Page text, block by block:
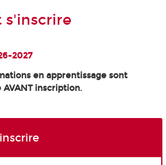
s'inscrire
2027
en apprentissage sont
inscription.